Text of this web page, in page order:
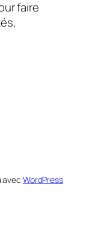
faire
avec WordPress